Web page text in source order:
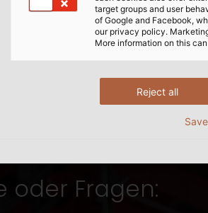
DOCX | 88 kB
oder Fragen:
target groups and user
of Google and Facebook,
our privacy policy.
More information on this
Reject all